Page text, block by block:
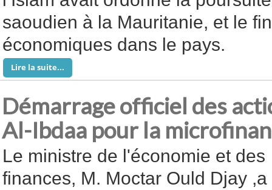
saoudien à la Mauritanie, et le
économiques dans le pays.
Lire la suite...
Démarrage officiel des
Al-Ibdaa pour la
Le ministre de l'économie et des
finances, M. Moctar Ould Djay ,a